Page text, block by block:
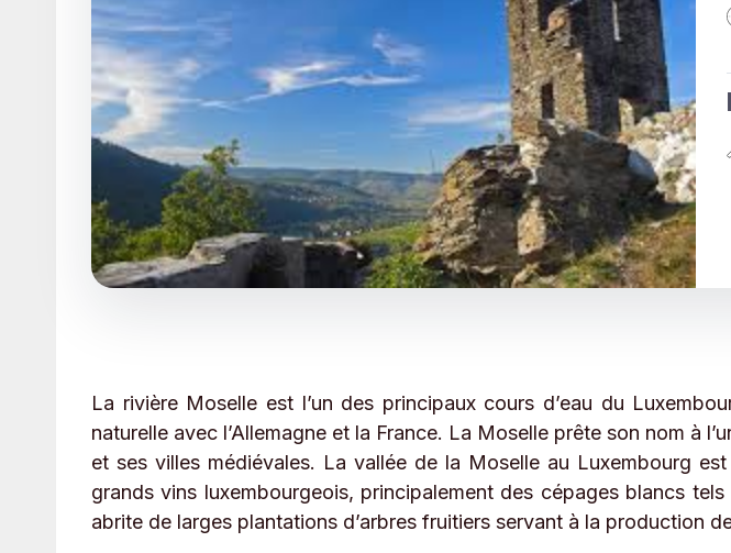
La rivière Moselle est l’un des principaux cours d’eau du
naturelle avec l’Allemagne et la France. La Moselle prête son nom à
et ses villes médiévales. La vallée de la Moselle au Luxembourg
grands vins luxembourgeois, principalement des cépages blancs
abrite de larges plantations d’arbres fruitiers servant à la production